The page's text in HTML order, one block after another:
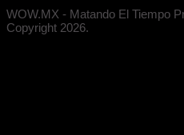
WOW.MX - Matando El Tiempo
Copyright 2026.